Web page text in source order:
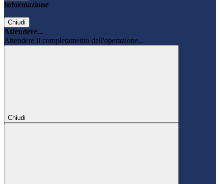
Informazione
Chiudi
Attendere...
Attendere il completamento dell'operazione...
Chiudi